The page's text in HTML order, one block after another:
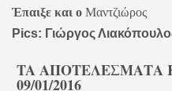
Έπαιξε και οΜαντζιώρος
Pics: Γιώργος
TA
09/01/2016